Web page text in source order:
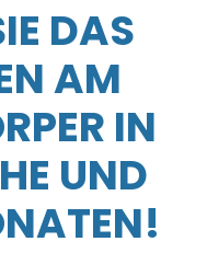
DAS
AM
IN
UND